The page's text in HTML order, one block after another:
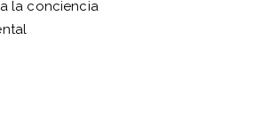
la conciencia